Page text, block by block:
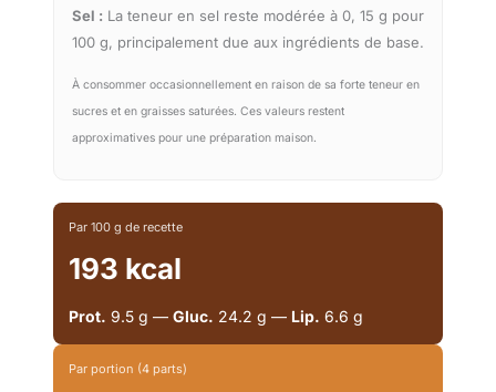
Sel : La teneur en sel reste modérée à 0, 15 g pour
100 g, principalement due aux ingrédients de base.
À consommer occasionnellement en raison de sa forte teneur en
sucres et en graisses saturées. Ces valeurs restent
approximatives pour une préparation maison.
Par 100 g de recette
193 kcal
Prot. 9.5 g — Gluc. 24.2 g — Lip. 6.6 g
Par portion (4 parts)